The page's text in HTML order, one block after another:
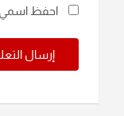
احفظ اسمي،